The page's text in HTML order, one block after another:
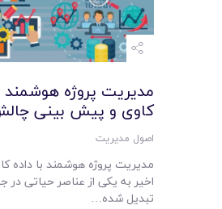
مدیریت پروژه هوشمند
کاوی و پیش بینی
اصول مدیریت
مدیریت پروژه هوشمند با داده
اخیر به یکی از عناصر حیاتی
تبدیل شده…